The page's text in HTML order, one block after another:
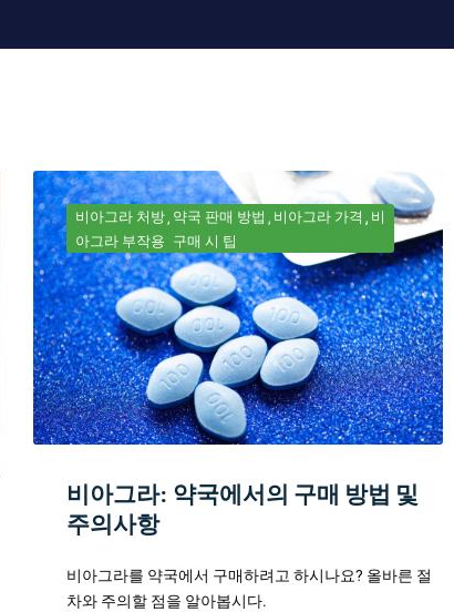
비아그라 처방 약국 판매 방법 비아그라 가격
비
아그라 부작용 구매 시 팁
비아그라: 약국에서의 구매 방법 및
주의사항
비아그라를 약국에서 구매하려고 하시나요? 올바른 절
차와 주의할 점을 알아봅시다.